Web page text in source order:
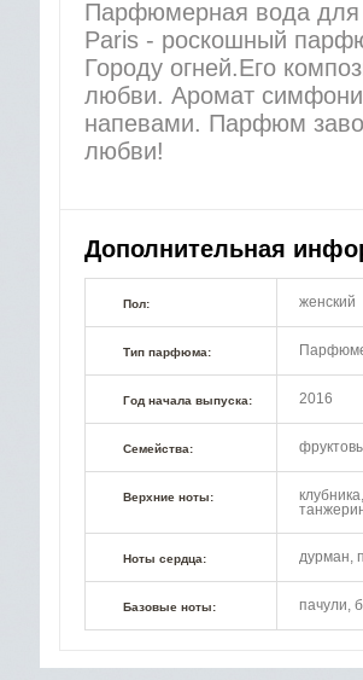
Парфюмерная вода
Paris - роскошный
Городу огней.Его
любви. Аромат
напевами. Парфюм
любви!
Дополнительная
Пол: женский
Тип парфюма:
Год начала выпуска: 2016
Семейства:
Верхние ноты:
Ноты сердца: дурман,
Базовые ноты: пачули,